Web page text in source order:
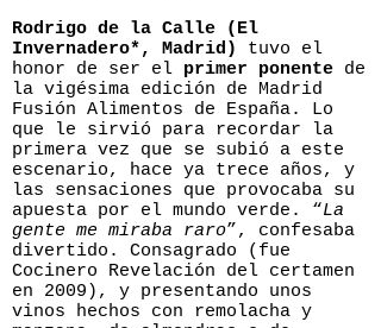
Rodrigo de la Calle (El
Invernadero*, Madrid)
tuvo el
honor de ser el primer ponente de
la vigésima edición de Madrid
Fusión Alimentos de España. Lo
que le sirvió para recordar la
primera vez que se subió a este
escenario, hace ya trece años, y
las sensaciones que provocaba su
apuesta por el mundo verde. “La
gente me miraba raro”, confesaba
divertido. Consagrado (fue
Cocinero Revelación del certamen
en 2009), y presentando unos
vinos hechos con remolacha y